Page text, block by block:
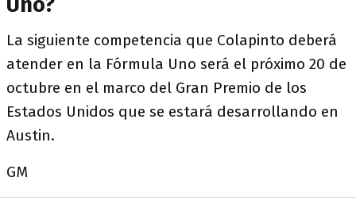
La siguiente competencia que Colapinto deberá
atender en la Fórmula Uno será el próximo 20 de
octubre en el marco del Gran Premio de los
Estados Unidos que se estará desarrollando en
Austin.
GM